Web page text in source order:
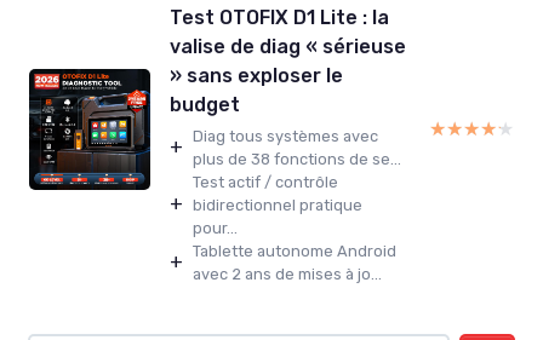
Test OTOFIX D1 Lite : la
valise de diag « sérieuse
» sans exploser le
budget
+ Diag tous systèmes avec
plus de 38 fonctions de se...
+
Test actif / contrôle
bidirectionnel pratique
pour...
+ Tablette autonome Android
avec 2 ans de mises à jo...
★★★★★
★★★★★